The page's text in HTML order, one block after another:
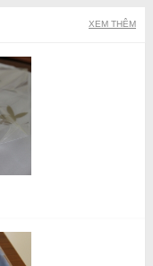
XEM THÊM